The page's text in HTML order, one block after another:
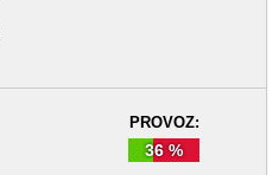
PROVOZ:
36 %